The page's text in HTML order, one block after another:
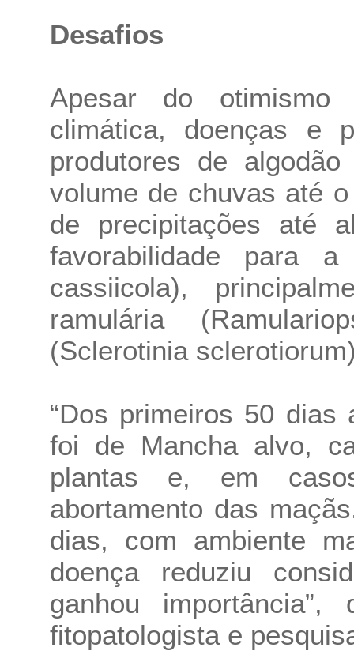
Desafios
Apesar do otimismo
climática, doenças e
produtores de
volume de chuvas até
de precipitações até
favorabilidade para
cassiicola),
ramulária
(Sclerotinia
“Dos primeiros 50
foi de Mancha alvo,
plantas e, em
abortamento das
dias, com ambiente
doença reduziu
ganhou
fitopatologista e